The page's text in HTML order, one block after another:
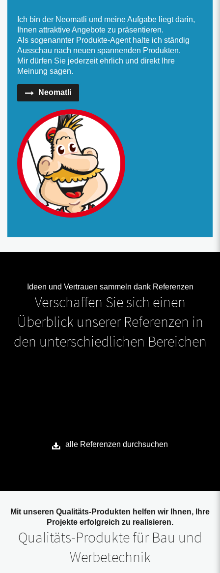
Ich bin der Neomatli und meine Aufgabe liegt darin,
Ihnen attraktive Angebote zu präsentieren.
Als sogenannter Produkte-Agent halte ich ständig
Ausschau nach neuen spannenden Produkten.
Mir dürfen Sie jederzeit ehrlich und direkt Ihre
Meinung sagen.
Neomatli
Ideen und Vertrauen sammeln dank Referenzen
Verschaffen Sie sich einen
Überblick unserer Referenzen in
den unterschiedlichen Bereichen
alle Referenzen durchsuchen
Mit unseren Qualitäts-Produkten helfen wir Ihnen, Ihre
Projekte erfolgreich zu realisieren.
Qualitäts-Produkte für Bau und
Werbetechnik